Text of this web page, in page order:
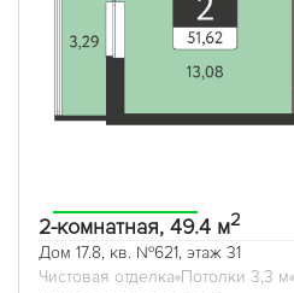
2-комнатная, 49.4 м2
Дом 17.8, кв. №621, этаж 31
Чистовая отделка Потолки 3,3 м